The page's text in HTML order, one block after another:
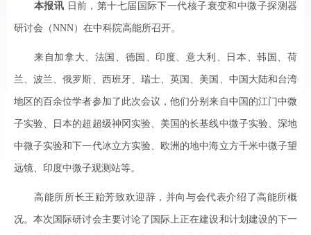
本报讯 日前，第十七届国际下一代核子衰变和中微子探测器
研讨会（NNN）在中科院高能所召开。
来自加拿大、法国、德国、印度、意大利、日本、韩国、荷
兰、波兰、俄罗斯、西班牙、瑞士、英国、美国、中国大陆和台湾
地区的百余位学者参加了此次会议，他们分别来自中国的江门中微
子实验、日本的超超级神冈实验、美国的长基线中微子实验、深地
中微子实验和下一代冰立方实验、欧洲的地中海立方千米中微子望
远镜、印度中微子观测站等。
高能所所长王贻芳致欢迎辞，并向与会代表介绍了高能所概
况。本次国际研讨会主要讨论了国际上正在建设和计划建设的下一